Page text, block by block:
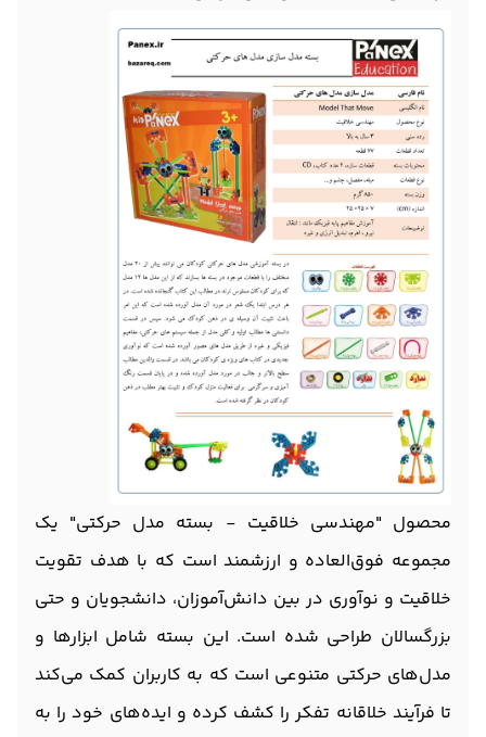
محصول "مهندسی خلاقیت - بسته مدل حرکتی" یک
مجموعه فوق‌العاده و ارزشمند است که با هدف تقویت
خلاقیت و نوآوری در بین دانش‌آموزان، دانشجویان و حتی
بزرگسالان طراحی شده است. این بسته شامل ابزارها و
مدل‌های حرکتی متنوعی است که به کاربران کمک می‌کند
تا فرآیند خلاقانه تفکر را کشف کرده و ایده‌های خود را به